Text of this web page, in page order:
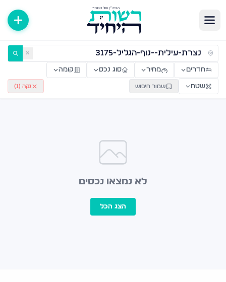
דירות למכירה ולהשכרה — רשות היחיד ✕
חדרים מחיר סוג נכס קומה
שטח שמור חיפוש נקה ( 1
)
לא נמצאו נכסים
הצג הכל